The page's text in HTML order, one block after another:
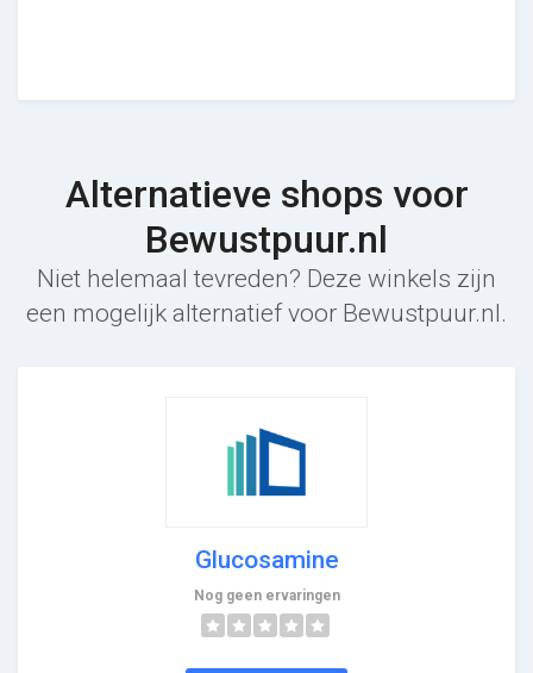
Alternatieve shops voor
Bewustpuur.nl
Niet helemaal tevreden? Deze winkels zijn
een mogelijk alternatief voor Bewustpuur.nl.
Glucosamine
Nog geen ervaringen